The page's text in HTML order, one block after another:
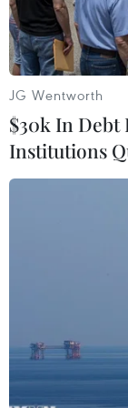
Các chuyên
tặc và chiến
tàng nghiêm
Phát biểu
ban Phát
JG Wentworth
$30k In Debt
Institutions